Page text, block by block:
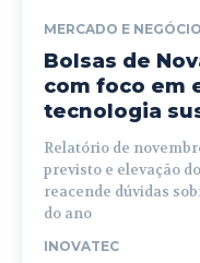
MERCADO E
Bolsas de
com foco em
tecnologia
Relatório de
previsto e elevação
reacende dúvidas
do ano
INOVATEC